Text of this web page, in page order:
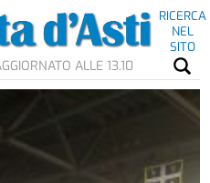
RICERCA
NEL
SITO
ALLE 13.10